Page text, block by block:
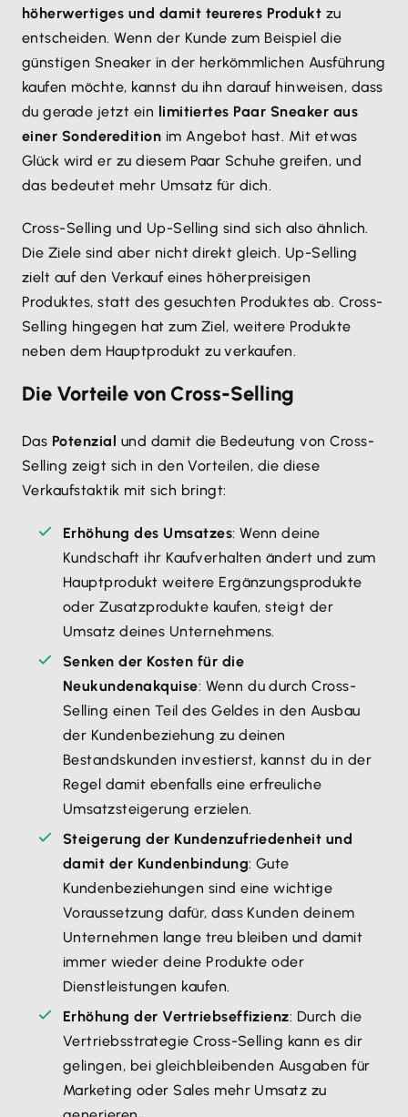
höherwertiges und damit teureres Produkt zu
entscheiden. Wenn der Kunde zum Beispiel die
günstigen Sneaker in der herkömmlichen Ausführung
kaufen möchte, kannst du ihn darauf hinweisen, dass
du gerade jetzt ein limitiertes Paar Sneaker aus
einer Sonderedition im Angebot hast. Mit etwas
Glück wird er zu diesem Paar Schuhe greifen, und
das bedeutet mehr Umsatz für dich.
Cross-Selling und Up-Selling sind sich also ähnlich.
Die Ziele sind aber nicht direkt gleich. Up-Selling
zielt auf den Verkauf eines höherpreisigen
Produktes, statt des gesuchten Produktes ab. Cross-
Selling hingegen hat zum Ziel, weitere Produkte
neben dem Hauptprodukt zu verkaufen.
Die Vorteile von Cross-Selling
Das Potenzial und damit die Bedeutung von Cross-
Selling zeigt sich in den Vorteilen, die diese
Verkaufstaktik mit sich bringt:
Erhöhung des Umsatzes: Wenn deine
Kundschaft ihr Kaufverhalten ändert und zum
Hauptprodukt weitere Ergänzungsprodukte
oder Zusatzprodukte kaufen, steigt der
Umsatz deines Unternehmens.
Senken der Kosten für die
Neukundenakquise: Wenn du durch Cross-
Selling einen Teil des Geldes in den Ausbau
der Kundenbeziehung zu deinen
Bestandskunden investierst, kannst du in der
Regel damit ebenfalls eine erfreuliche
Umsatzsteigerung erzielen.
Steigerung der Kundenzufriedenheit und
damit der Kundenbindung: Gute
Kundenbeziehungen sind eine wichtige
Voraussetzung dafür, dass Kunden deinem
Unternehmen lange treu bleiben und damit
immer wieder deine Produkte oder
Dienstleistungen kaufen.
Erhöhung der Vertriebseffizienz: Durch die
Vertriebsstrategie Cross-Selling kann es dir
gelingen, bei gleichbleibenden Ausgaben für
Marketing oder Sales mehr Umsatz zu